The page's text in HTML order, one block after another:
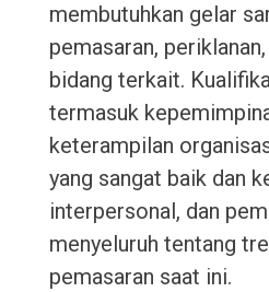
membutuhkan gelar
pemasaran,
bidang terkait.
termasuk
keterampilan
yang sangat baik dan
interpersonal, dan
menyeluruh tentang
pemasaran saat ini.